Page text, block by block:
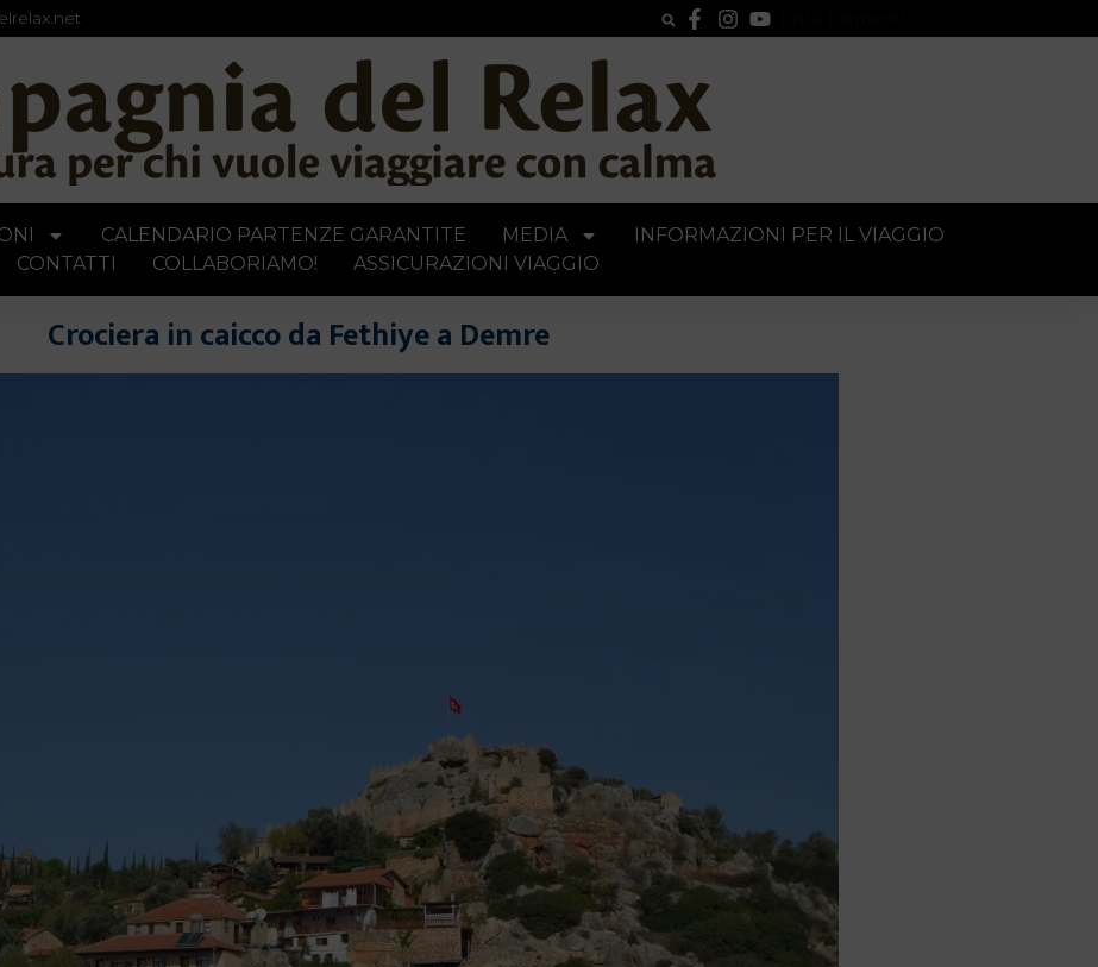
CALENDARIO PARTENZE GARANTITE MEDIA
INFORMAZIONI PER IL VIAGGIO
CONTATTI
COLLABORIAMO! ASSICURAZIONI VIAGGIO
Crociera in caicco da Fethiye a Demre